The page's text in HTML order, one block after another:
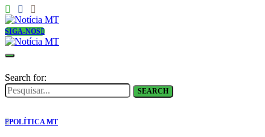
SIGA-NOS
Search for:
SEARCH
PPOLÍTICA MT